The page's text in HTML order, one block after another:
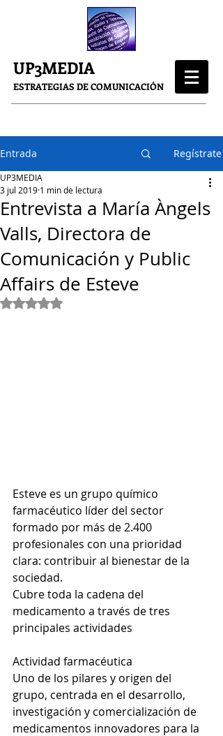
UP3MEDIA
ESTRATEGIAS DE COMUNICACIÓN
Entrada Regístrate
Entrevista a María Àngels
Valls, Directora de
Comunicación y Public
Affairs de Esteve
UP3MEDIA
3 jul 2019 1 min de lectura
Obtuvo NaN de 5 estrellas.
Esteve es un grupo químico
farmacéutico líder del sector
formado por más de 2.400
profesionales con una prioridad
clara: contribuir al bienestar de la
sociedad.
Cubre toda la cadena del
medicamento a través de tres
principales actividades
Actividad farmacéutica
Uno de los pilares y origen del
grupo, centrada en el desarrollo,
investigación y comercialización de
medicamentos innovadores para la